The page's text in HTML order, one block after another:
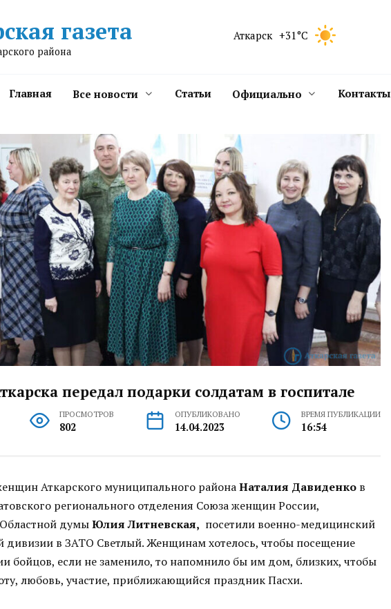
газета
района
Аткарск +31°C
Главная Все новости Статьи Официально Контакты
передал подарки солдатам в госпитале
ПРОСМОТРОВ
802
ОПУБЛИКОВАНО
14.04.2023
ВРЕМЯ ПУБЛИКАЦИИ
16:54
Аткарского муниципального районаНаталия Давиденко в
регионального отделения Союза женщин России,
думыЮлия Литневская, посетили военно-медицинский
дивизии в ЗАТО Светлый. Женщинам хотелось, чтобы посещение
бойцов, если не заменило, то напомнило бы им дом, близких, чтобы
любовь, участие, приближающийся праздник Пасхи.